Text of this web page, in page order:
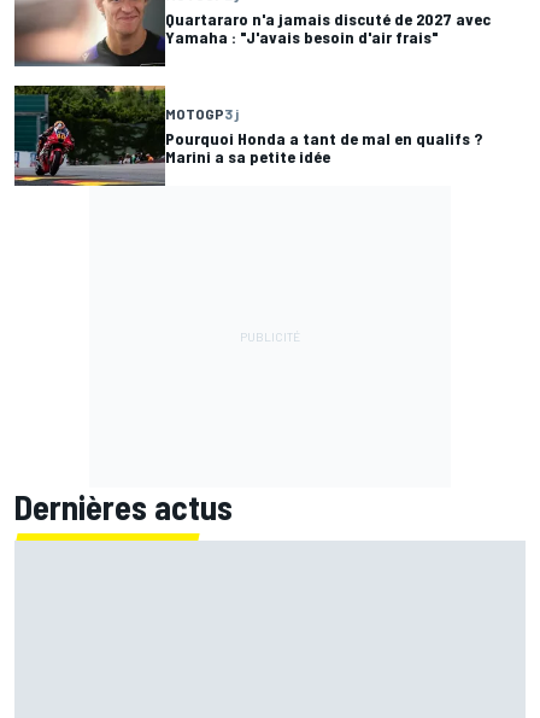
Quartararo n'a jamais discuté de 2027 avec
Yamaha : "J'avais besoin d'air frais"
MOTOGP3 j
Pourquoi Honda a tant de mal en qualifs ?
Marini a sa petite idée
Dernières actus